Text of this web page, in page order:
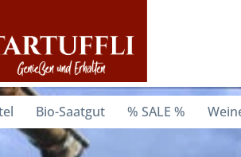
Bio-Saatgut % SALE %